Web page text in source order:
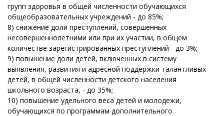
групп здоровья в общей численности обучающихся
общеобразовательных учреждений - до 85%;
8) снижение доли преступлений, совершенных
несовершеннолетними или при их участии, в общем
количестве зарегистрированных преступлений - до 3%;
9) повышение доли детей, включенных в систему
выявления, развития и адресной поддержки талантливых
детей, в общей численности детского населения
школьного возраста, - до 35%;
10) повышение удельного веса детей и молодежи,
обучающихся по программам дополнительного